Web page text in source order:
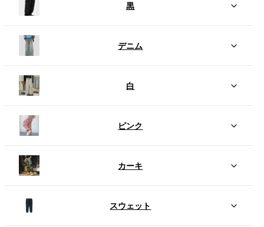
黒
デニム
白
ピンク
カーキ
スウェット